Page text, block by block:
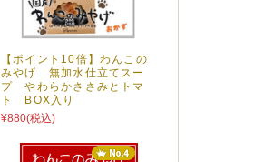
【ポイント10倍】わんこの
みやげ 無加水仕立てスー
プ やわらかささみとトマ
ト BOX入り
¥880(税込)